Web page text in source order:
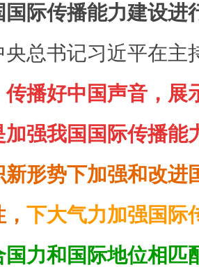
际传播能力建设进
央总书记习近平在主
传播好中国声音，展
加强我国国际传播能
形势下加强和改进
下大气力加强国际
国力和国际地位相匹